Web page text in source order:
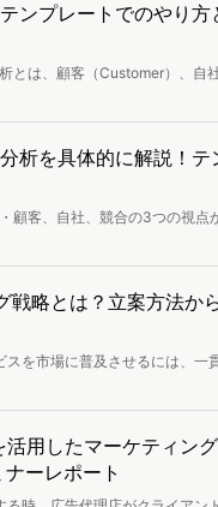
ンプレートでのやり方
とは、顧客（Customer）、自
ートで3C分析を簡単に進めた
したい方は最後までお読みくだ
分析を具体的に解説！
顧客、自社、競合の3つの視点
をイメージできない」、「テン
最後までお読みください。
戦略とは？立案方法か
スを市場に普及させるには、
・STP分析・4P分析などのフ
活用したマーケティン
ーレポート